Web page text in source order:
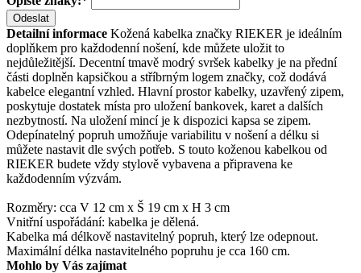
Odeslat
Detailní informace Kožená kabelka značky RIEKER je ideálním
doplňkem pro každodenní nošení, kde můžete uložit to
nejdůležitější. Decentní tmavě modrý svršek kabelky je na přední
části doplněn kapsičkou a stříbrným logem značky, což dodává
kabelce elegantní vzhled. Hlavní prostor kabelky, uzavřený zipem,
poskytuje dostatek místa pro uložení bankovek, karet a dalších
nezbytností. Na uložení mincí je k dispozici kapsa se zipem.
Odepínatelný popruh umožňuje variabilitu v nošení a délku si
můžete nastavit dle svých potřeb. S touto koženou kabelkou od
RIEKER budete vždy stylově vybavena a připravena ke
každodenním výzvám.
Rozměry: cca V 12 cm x Š 19 cm x H 3 cm
Vnitřní uspořádání: kabelka je dělená.
Kabelka má délkově nastavitelný popruh, který lze odepnout.
Maximální délka nastavitelného popruhu je cca 160 cm.
Mohlo by Vás zajímat